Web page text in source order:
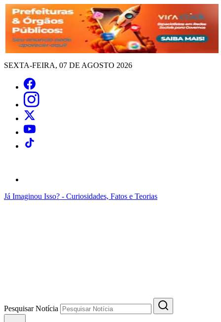
SEXTA-FEIRA, 07 DE AGOSTO 2026
Já Imaginou Isso? - Curiosidades, Fatos e Teorias
Pesquisar Notícia